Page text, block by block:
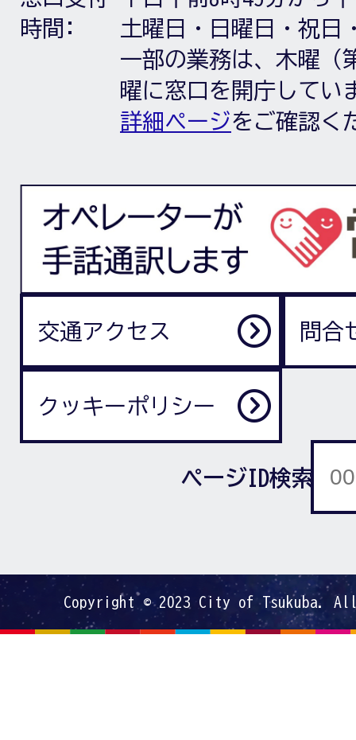
時間:
土曜日・日曜日・祝日
一部の業務は、木曜（
曜に窓口を開庁してい
詳細ページをご確認く
交通アクセス 問合
クッキーポリシー
ページID検索
Copyright © 2023 City of Tsukuba.